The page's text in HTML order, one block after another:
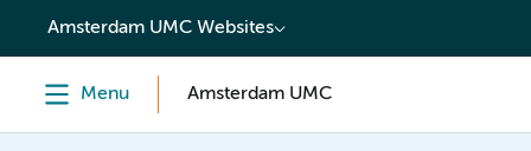
content
Amsterdam UMC Websites
Menu Amsterdam UMC